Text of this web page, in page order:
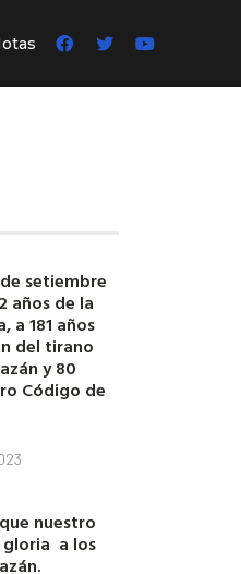
setiembre
años de la
a 181 años
del tirano
y 80
Código de
nuestro
gloria a los